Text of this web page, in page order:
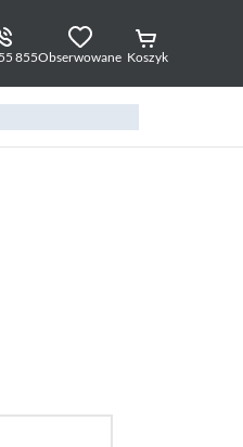
855Obserwowane Koszyk